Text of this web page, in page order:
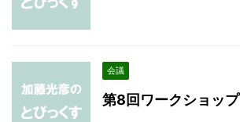
会議
第8回ワークショップ